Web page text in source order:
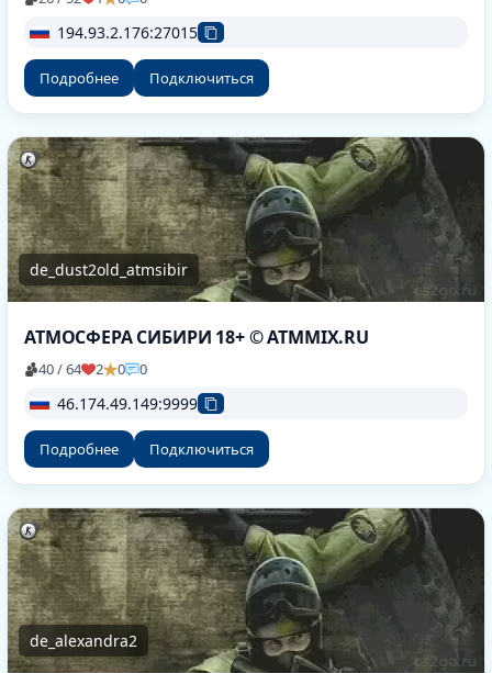
194.93.2.176:27015
Подробнее Подключиться
de_dust2old_atmsibir
АТМОСФЕРА СИБИРИ 18+ © ATMMIX.RU
40 / 64 2 0 0
46.174.49.149:9999
Подробнее Подключиться
de_alexandra2